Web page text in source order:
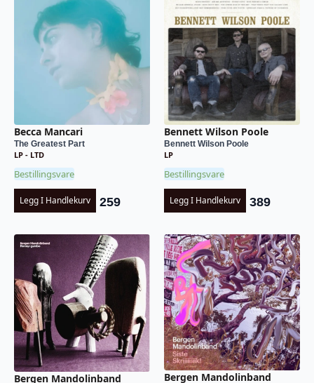
Becca Mancari
The Greatest Part
LP - LTD
Bestillingsvare
Legg I Handlekurv 259
Bennett Wilson Poole
Bennett Wilson Poole
LP
Bestillingsvare
Legg I Handlekurv 389
Bergen Mandolinband Bergen Mandolinband